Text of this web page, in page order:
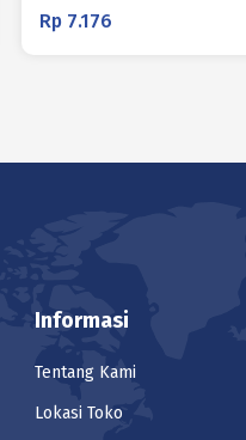
Rp 7.176
Informasi
Tentang Kami
Lokasi Toko